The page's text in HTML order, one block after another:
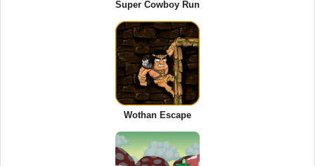
Super Cowboy Run
Wothan Escape